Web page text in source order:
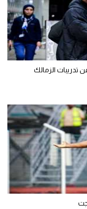
تدريبات الزمالك